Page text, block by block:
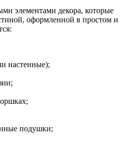
элементами декора, которые
оформленной в простом и
настенные);
подушки;